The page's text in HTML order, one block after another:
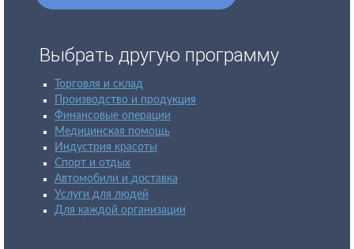
Выбрать другую программу
Торговля и склад
Производство и продукция
Финансовые операции
Медицинская помощь
Индустрия красоты
Спорт и отдых
Автомобили и доставка
Услуги для людей
Для каждой организации